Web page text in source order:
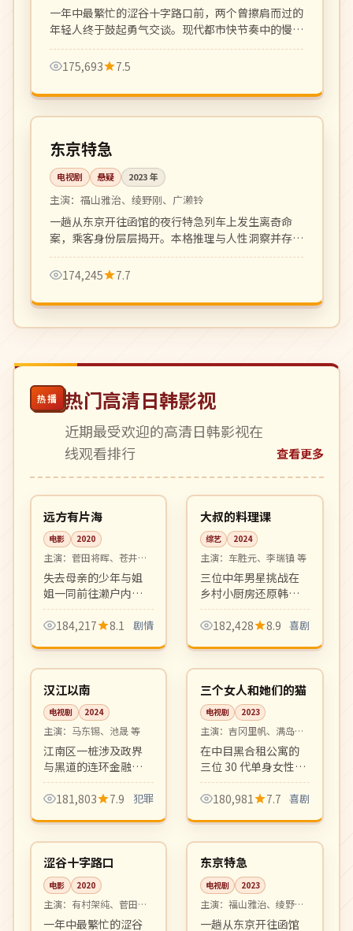
一年中最繁忙的涩谷十字路口前，两个曾擦肩而过的
年轻人终于鼓起勇气交谈。现代都市快节奏中的慢爱
情，画面动人。
175,693
7.5
日本
完结 全 8 集
东京特急
电视剧 悬疑 2023年
主演： 福山雅治、绫野刚、广濑铃
一趟从东京开往函馆的夜行特急列车上发生离奇命
案，乘客身份层层揭开。本格推理与人性洞察并存，
松本清张式氛围。
174,245
7.7
热播 热门高清日韩影视
近期最受欢迎的高清日韩影视在
线观看排行
查看更多
日本
高分 99:49
远方有片海
电影 2020
主演： 菅田将晖、苍井优
等
失去母亲的少年与姐
姐一同前往濑户内海
寻找母亲遗物。海
风、岛屿、小巷里的
和式家族电影的延
续。
184,217 8.1 剧情
韩国
热播 10:04
大叔的料理课
综艺 2024
主演： 车胜元、李瑞镇 等
三位中年男星挑战在
乡村小厨房还原韩定
食与世界料理，节目
温馨有趣，是观察日
艺。
182,428 8.9 喜剧
韩国
热播 08:03
汉江以南
电视剧 2024
主演： 马东锡、池晟 等
江南区一桩涉及政界
与黑道的连环金融案
件，重案组与检方在
跨部门博弈中搜寻幕
节奏紧凑。
181,803 7.9 犯罪
日本
完结 10:06
三个女人和她们的猫
电视剧 2023
主演： 吉冈里帆、满岛光
等
在中目黑合租公寓的
三位 30 代单身女性与
各自的猫的日常。轻
松治愈、对白生动，
市生活喜剧。
180,981 7.7 喜剧
日本
高分 99:34
涩谷十字路口
电影 2020
主演： 有村架纯、菅田将
晖 等
一年中最繁忙的涩谷
日本
完结 08:36
东京特急
电视剧 2023
主演： 福山雅治、绫野刚
一趟从东京开往函馆